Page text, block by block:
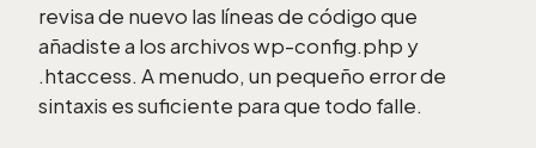
revisa de nuevo las líneas de código que
añadiste a los archivos wp-config.php y
.htaccess. A menudo, un pequeño error de
sintaxis es suficiente para que todo falle.